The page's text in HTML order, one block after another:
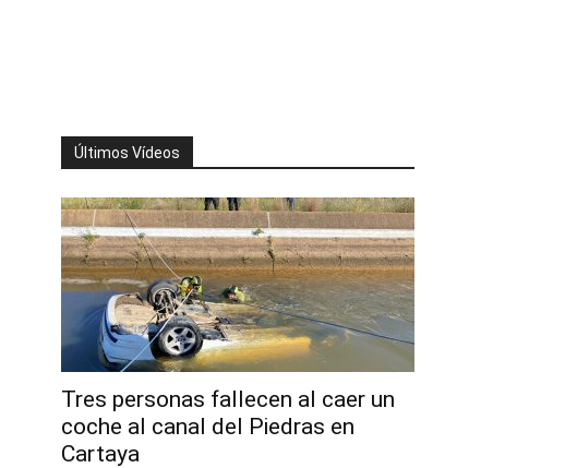
Últimos Vídeos
Tres personas fallecen al caer un
coche al canal del Piedras en
Cartaya